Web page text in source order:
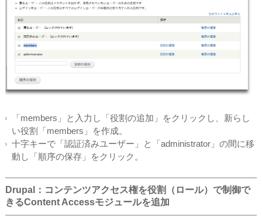
「members」と入力し「役割の追加」をクリックし、新らし
い役割「members」を作成。
十字キーで「認証済みユーザー」と「administrator」の間に移
動し「順序の保存」をクリック。
Drupal：コンテンツアクセス権を役割（ロール）で制御で
きるContent Accessモジュールを追加